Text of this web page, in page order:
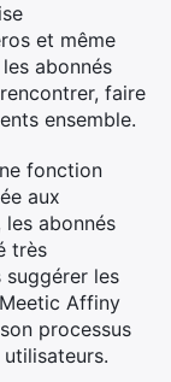
et même
abonnés
faire
ensemble.
fonction
aux
abonnés
très
suggérer les
Affiny
processus